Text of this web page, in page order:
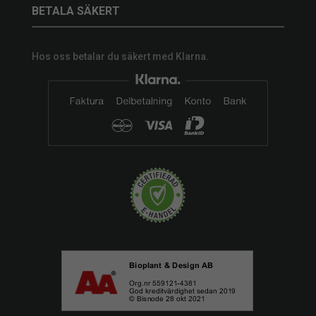
BETALA SÄKERT
Hos oss betalar du säkert med Klarna.